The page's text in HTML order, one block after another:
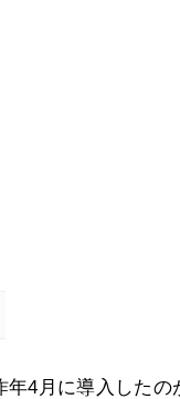
4月に導入したの